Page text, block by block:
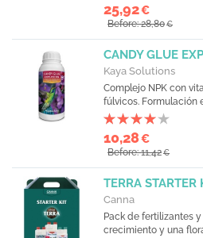
25,92€
Before: 28,80€
CANDY GLUE
Kaya Solutions
Complejo NPK con
fúlvicos. Formulación
10,28€
Before: 11,42€
TERRA STARTER
Canna
Pack de fertilizantes
crecimiento y una